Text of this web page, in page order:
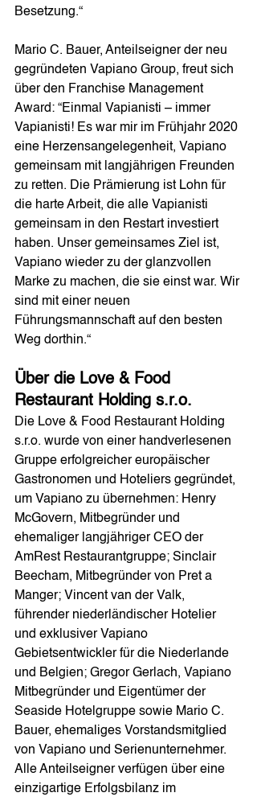
Besetzung.“
Mario C. Bauer, Anteilseigner der neu
gegründeten Vapiano Group, freut sich
über den Franchise Management
Award: “Einmal Vapianisti – immer
Vapianisti! Es war mir im Frühjahr 2020
eine Herzensangelegenheit, Vapiano
gemeinsam mit langjährigen Freunden
zu retten. Die Prämierung ist Lohn für
die harte Arbeit, die alle Vapianisti
gemeinsam in den Restart investiert
haben. Unser gemeinsames Ziel ist,
Vapiano wieder zu der glanzvollen
Marke zu machen, die sie einst war. Wir
sind mit einer neuen
Führungsmannschaft auf den besten
Weg dorthin.“
Über die Love & Food
Restaurant Holding s.r.o.
Die Love & Food Restaurant Holding
s.r.o. wurde von einer handverlesenen
Gruppe erfolgreicher europäischer
Gastronomen und Hoteliers gegründet,
um Vapiano zu übernehmen: Henry
McGovern, Mitbegründer und
ehemaliger langjähriger CEO der
AmRest Restaurantgruppe; Sinclair
Beecham, Mitbegründer von Pret a
Manger; Vincent van der Valk,
führender niederländischer Hotelier
und exklusiver Vapiano
Gebietsentwickler für die Niederlande
und Belgien; Gregor Gerlach, Vapiano
Mitbegründer und Eigentümer der
Seaside Hotelgruppe sowie Mario C.
Bauer, ehemaliges Vorstandsmitglied
von Vapiano und Serienunternehmer.
Alle Anteilseigner verfügen über eine
einzigartige Erfolgsbilanz im